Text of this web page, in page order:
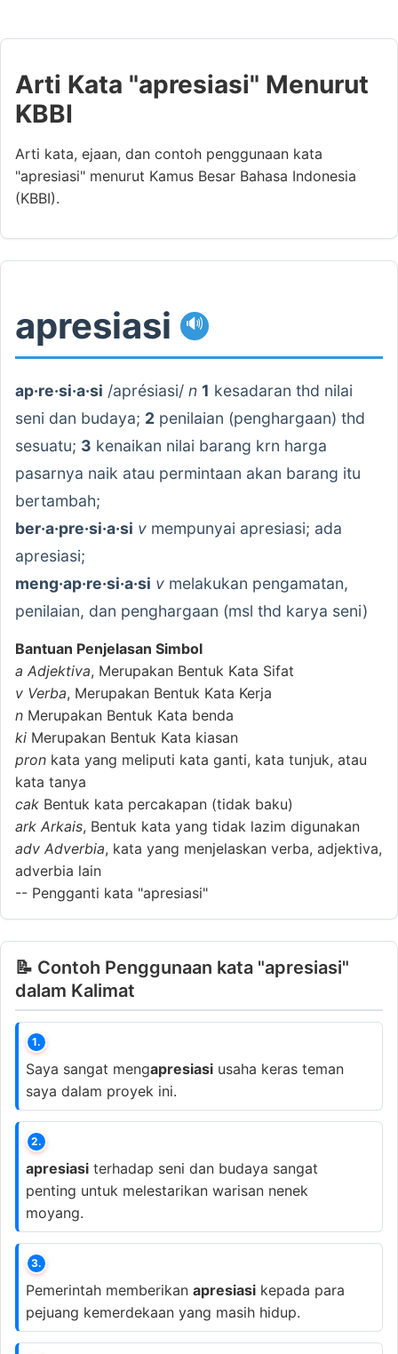
Arti Kata "apresiasi" Menurut
KBBI
Arti kata, ejaan, dan contoh penggunaan kata
"apresiasi" menurut Kamus Besar Bahasa Indonesia
(KBBI).
apresiasi 🔊
ap·re·si·a·si /aprésiasi/ n 1 kesadaran thd nilai
seni dan budaya; 2 penilaian (penghargaan) thd
sesuatu; 3 kenaikan nilai barang krn harga
pasarnya naik atau permintaan akan barang itu
bertambah;
ber·a·pre·si·a·si v mempunyai apresiasi; ada
apresiasi;
meng·ap·re·si·a·si v melakukan pengamatan,
penilaian, dan penghargaan (msl thd karya seni)
Bantuan Penjelasan Simbol
a Adjektiva, Merupakan Bentuk Kata Sifat
v Verba, Merupakan Bentuk Kata Kerja
n Merupakan Bentuk Kata benda
ki Merupakan Bentuk Kata kiasan
pron kata yang meliputi kata ganti, kata tunjuk, atau
kata tanya
cak Bentuk kata percakapan (tidak baku)
ark Arkais, Bentuk kata yang tidak lazim digunakan
adv Adverbia, kata yang menjelaskan verba, adjektiva,
adverbia lain
-- Pengganti kata "apresiasi"
📝 Contoh Penggunaan kata "apresiasi"
dalam Kalimat
1.
Saya sangat mengapresiasi usaha keras teman
saya dalam proyek ini.
2.
apresiasi terhadap seni dan budaya sangat
penting untuk melestarikan warisan nenek
moyang.
3.
Pemerintah memberikan apresiasi kepada para
pejuang kemerdekaan yang masih hidup.